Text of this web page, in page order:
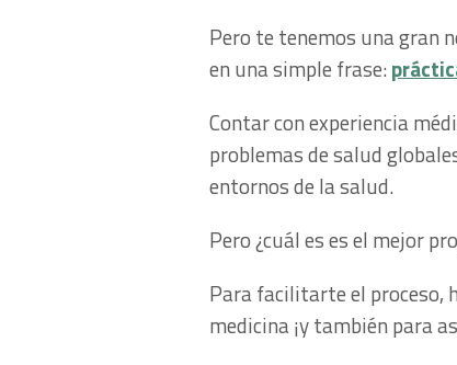
Pero te tenemos una gran
en una simple frase:
Contar con experiencia
problemas de salud
entornos de la salud.
Pero ¿cuál es es el mejor
Para facilitarte el proceso,
medicina ¡y también para